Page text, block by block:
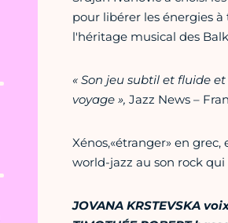
pour libérer les énergies
l'héritage musical des
« Son jeu subtil et fluide
voyage », Jazz News –
Xénos,«étranger» en grec,
world-jazz au son rock
JOVANA KRSTEVSKA